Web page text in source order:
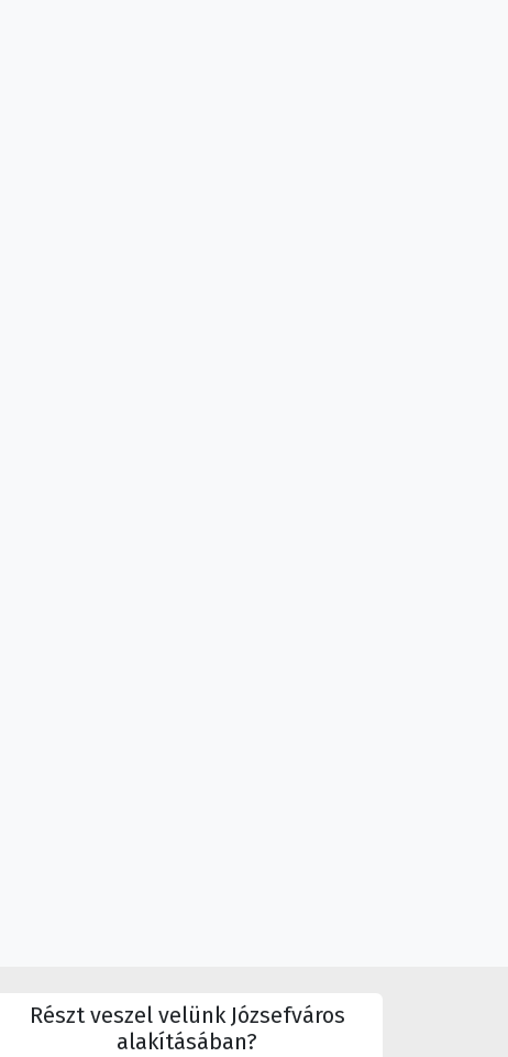
Részt veszel velünk Józsefváros
alakításában?